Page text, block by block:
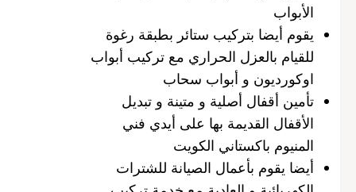
الأبواب
يقوم أيضا بتركيب ستائر بطبقة رغوة
للقيام بالعزل الحراري مع تركيب أبواب
اوكورديون و أبواب سحاب
تأمين أقفال أصلية و متينة و تبديل
الأقفال القديمة بها على أيدي فني
المنيوم باكستاني الكويت
أيضا يقوم بأعمال الصيانة للشترات